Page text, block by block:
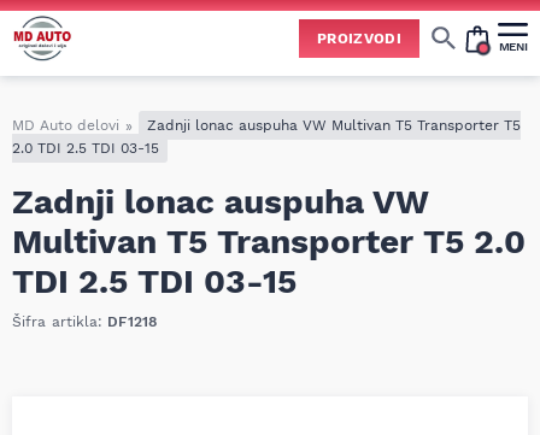
PROIZVODI MENI
MD Auto delovi »
Zadnji lonac auspuha VW Multivan T5 Transporter T5
2.0 TDI 2.5 TDI 03-15
Zadnji lonac auspuha VW
Multivan T5 Transporter T5 2.0
TDI 2.5 TDI 03-15
Šifra artikla: DF1218